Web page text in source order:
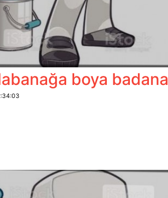
boya badana